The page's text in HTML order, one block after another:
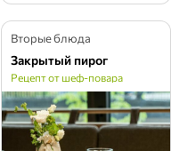
Вторые блюда
Закрытый пирог
Рецепт от шеф-повара